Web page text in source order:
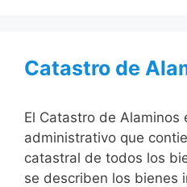
Catastro de
El Catastro de Alaminos
administrativo que
catastral de todos los
se describen los bienes